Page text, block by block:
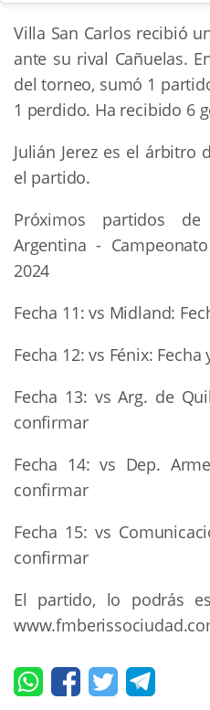
Villa San Carlos recibió
ante su rival Cañuelas.
del torneo, sumó 1
1 perdido. Ha recibido 6
Julián Jerez es el árbitro
el partido.
Próximos partidos
Argentina -
2024
Fecha 11: vs Midland:
Fecha 12: vs Fénix:
Fecha 13: vs Arg. de
confirmar
Fecha 14: vs Dep.
confirmar
Fecha 15: vs
confirmar
El partido, lo podrás